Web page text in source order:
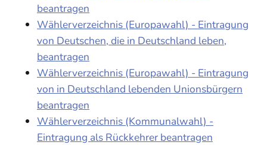
beantragen
Wählerverzeichnis (Europawahl) - Eintragung
von Deutschen, die in Deutschland leben,
beantragen
Wählerverzeichnis (Europawahl) - Eintragung
von in Deutschland lebenden Unionsbürgern
beantragen
Wählerverzeichnis (Kommunalwahl) -
Eintragung als Rückkehrer beantragen